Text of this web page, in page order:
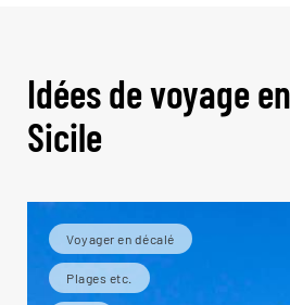
Idées de voyage en
Sicile
Voyager en décalé
Plages etc.